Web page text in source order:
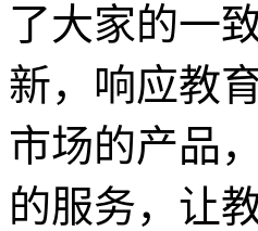
了大家的一
新，响应教
市场的产品
的服务，让